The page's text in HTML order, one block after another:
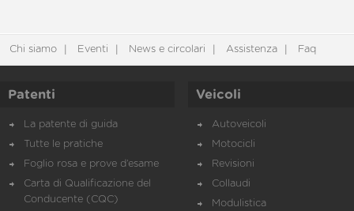
Chi siamo Eventi News e circolari Assistenza Faq
Patenti
La patente di guida
Tutte le pratiche
Foglio rosa e prove d’esame
Carta di Qualificazione del
Conducente (CQC)
Veicoli
Autoveicoli
Motocicli
Revisioni
Collaudi
Modulistica